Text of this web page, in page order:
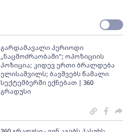
გარდამავალი პერიოდი
„ნაცმოძრაობაში"; ოპოზიციის
პოზიცია; კიდევ ერთი ბრალდება
ელისაშვილს; ბავშვებს წამალი
სექტემბერში ექნებათ | 360
გრადუსი